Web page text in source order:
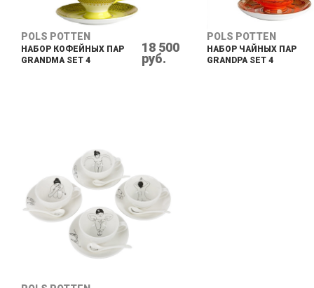
POLS POTTEN
НАБОР КОФЕЙНЫХ ПАР
GRANDMA SET 4
18 500
руб.
POLS POTTEN
НАБОР ЧАЙНЫХ ПАР
GRANDPA SET 4